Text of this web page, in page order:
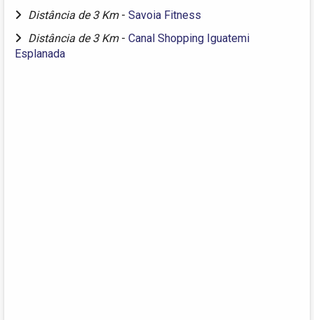
Distância de 3 Km - Savoia Fitness
Distância de 3 Km - Canal Shopping Iguatemi
Esplanada